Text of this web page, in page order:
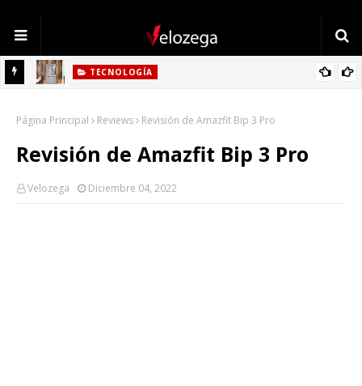
TECNOLOGÍA
Refrigerador LG: Innovación, Estilo y Eficiencia para tu Hogar
Página Principal Reviews Revisión de Amazfit Bip 3 Pro
Revisión de Amazfit Bip 3 Pro
Velozega Diciembre 04, 2022